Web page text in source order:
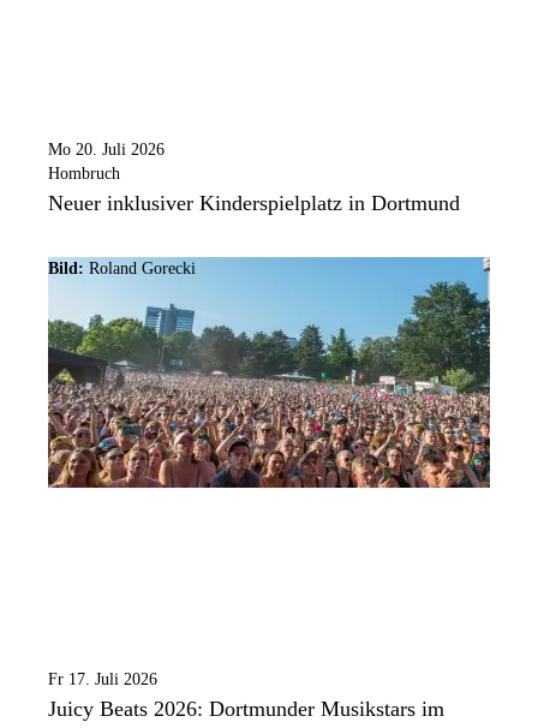
Mo 20. Juli 2026
Hombruch
Neuer inklusiver Kinderspielplatz in Dortmund
Bild: Roland Gorecki
Fr 17. Juli 2026
Juicy Beats 2026: Dortmunder Musikstars im